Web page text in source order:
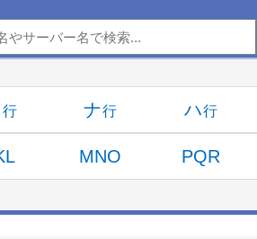
ナ ハ
MNO PQR